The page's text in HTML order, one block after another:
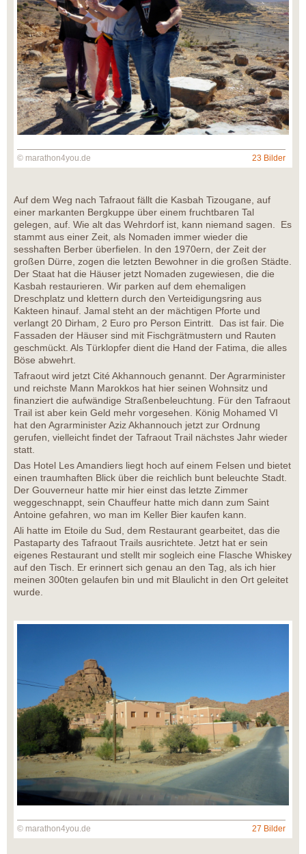
© marathon4you.de 23 Bilder
Auf dem Weg nach Tafraout fällt die Kasbah Tizougane, auf
einer markanten Bergkuppe über einem fruchtbaren Tal
gelegen, auf. Wie alt das Wehrdorf ist, kann niemand sagen. Es
stammt aus einer Zeit, als Nomaden immer wieder die
sesshaften Berber überfielen. In den 1970ern, der Zeit der
großen Dürre, zogen die letzten Bewohner in die großen Städte.
Der Staat hat die Häuser jetzt Nomaden zugewiesen, die die
Kasbah restaurieren. Wir parken auf dem ehemaligen
Dreschplatz und klettern durch den Verteidigungsring aus
Kakteen hinauf. Jamal steht an der mächtigen Pforte und
verlangt 20 Dirham, 2 Euro pro Person Eintritt. Das ist fair. Die
Fassaden der Häuser sind mit Fischgrätmustern und Rauten
geschmückt. Als Türklopfer dient die Hand der Fatima, die alles
Böse abwehrt.
Tafraout wird jetzt Cité Akhannouch genannt. Der Agrarminister
und reichste Mann Marokkos hat hier seinen Wohnsitz und
finanziert die aufwändige Straßenbeleuchtung. Für den Tafraout
Trail ist aber kein Geld mehr vorgesehen. König Mohamed VI
hat den Agrarminister Aziz Akhannouch jetzt zur Ordnung
gerufen, vielleicht findet der Tafraout Trail nächstes Jahr wieder
statt.
Das Hotel Les Amandiers liegt hoch auf einem Felsen und bietet
einen traumhaften Blick über die reichlich bunt beleuchte Stadt.
Der Gouverneur hatte mir hier einst das letzte Zimmer
weggeschnappt, sein Chauffeur hatte mich dann zum Saint
Antoine gefahren, wo man im Keller Bier kaufen kann.
Ali hatte im Etoile du Sud, dem Restaurant gearbeitet, das die
Pastaparty des Tafraout Trails ausrichtete. Jetzt hat er sein
eigenes Restaurant und stellt mir sogleich eine Flasche Whiskey
auf den Tisch. Er erinnert sich genau an den Tag, als ich hier
meinen 300ten gelaufen bin und mit Blaulicht in den Ort geleitet
wurde.
© marathon4you.de 27 Bilder